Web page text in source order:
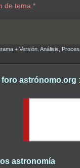
de tema.*
+ Versión. Análisis,
foro astrónomo.org